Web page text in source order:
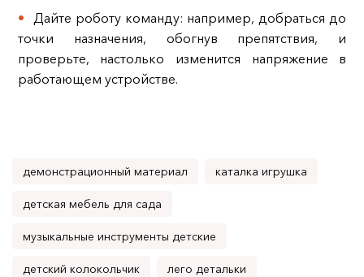
Дайте роботу команду: например, добраться до
точки назначения, обогнув препятствия, и
проверьте, настолько изменится напряжение в
работающем устройстве.
демонстрационный материал каталка игрушка
детская мебель для сада
музыкальные инструменты детские
детский колокольчик лего детальки